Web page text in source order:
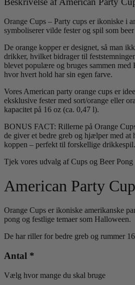
Orange Cups – Party cups er ikoniske i
symboliserer vilde fester og spil som
De orange kopper er designet, så man
drikker, hvilket bidrager til
blevet populære og bruges sammen med
hvor hvert hold har sin egen farve.
Vores American party orange cups er
eksklusive fester med sort/orange eller
kapacitet på 16 oz (ca. 0,47 l).
BONUS FACT: Rillerne på Orange
de giver et bedre greb og hjælper med at
koppen – perfekt til forskellige drikkespil.
Tjek vores udvalg af Cups og Beer Pong
American Party
Orange Cups er ikoniske amerikanske
pong og festlige temaer som Halloween.
De har riller for bedre greb og rummer
Antal *
Vælg hvor mange du skal bruge